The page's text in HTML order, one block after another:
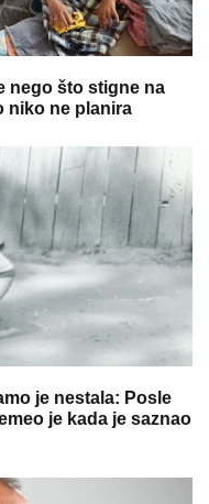
nego što stigne na
niko ne planira
je nestala: Posle
je kada je saznao